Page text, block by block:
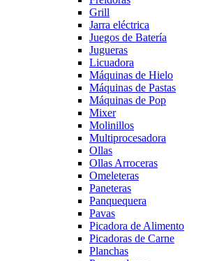
Grill
Jarra eléctrica
Juegos de Batería
Jugueras
Licuadora
Máquinas de Hielo
Máquinas de Pastas
Máquinas de Pop
Mixer
Molinillos
Multiprocesadora
Ollas
Ollas Arroceras
Omeleteras
Paneteras
Panquequera
Pavas
Picadora de Alimento
Picadoras de Carne
Planchas